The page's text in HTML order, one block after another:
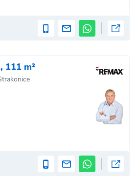
111 m²